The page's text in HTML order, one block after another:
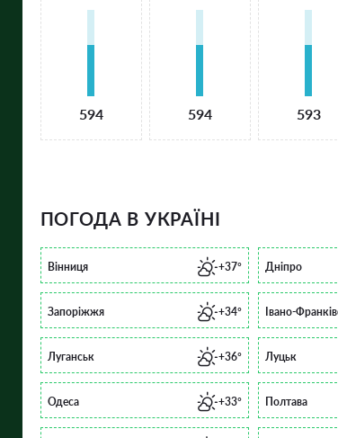
594 594 593
ПОГОДА В УКРАЇНІ
Вінниця +37° Дніпро
Запоріжжя +34° Івано-
Луганськ +36° Луцьк
Одеса +33° Полтава